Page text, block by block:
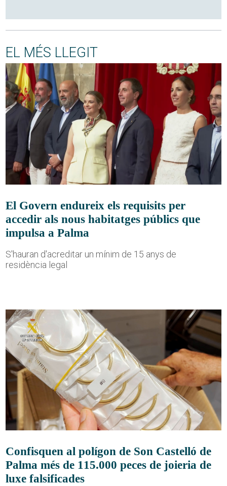
EL MÉS LLEGIT
El Govern endureix els requisits per
accedir als nous habitatges públics que
impulsa a Palma
S'hauran d'acreditar un mínim de 15 anys de
residència legal
Confisquen al polígon de Son Castelló de
Palma més de 115.000 peces de joieria de
luxe falsificades